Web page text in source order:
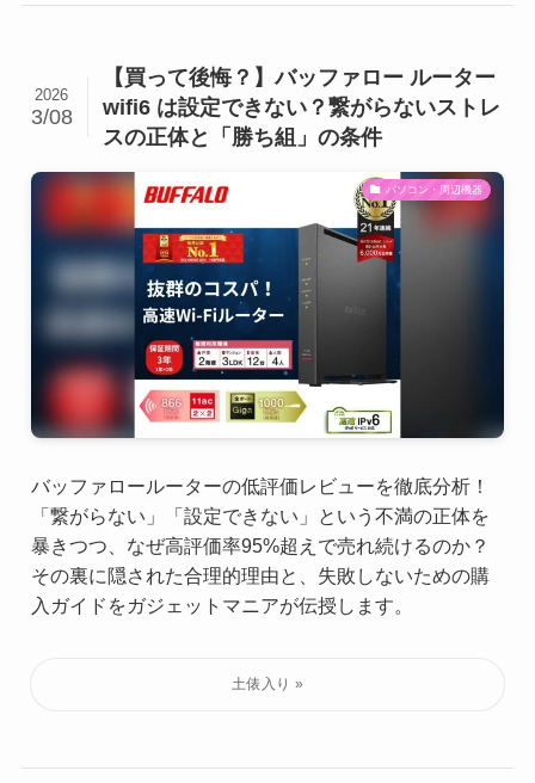
【買って後悔？】バッファロー ルーター
wifi6 は設定できない？繋がらないストレ
スの正体と「勝ち組」の条件
2026
3/08
パソコン・周辺機器
バッファロールーターの低評価レビューを徹底分析！
「繋がらない」「設定できない」という不満の正体を
暴きつつ、なぜ高評価率95%超えで売れ続けるのか？
その裏に隠された合理的理由と、失敗しないための購
入ガイドをガジェットマニアが伝授します。